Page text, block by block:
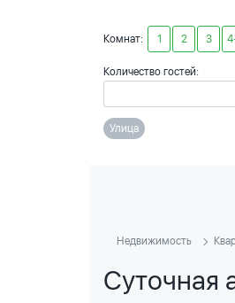
Комнат: 1 2 3
Количество гостей:
Улица
Недвижимость
Суточная